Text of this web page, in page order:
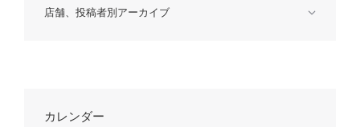
店舗、投稿者別アーカイブ
カレンダー